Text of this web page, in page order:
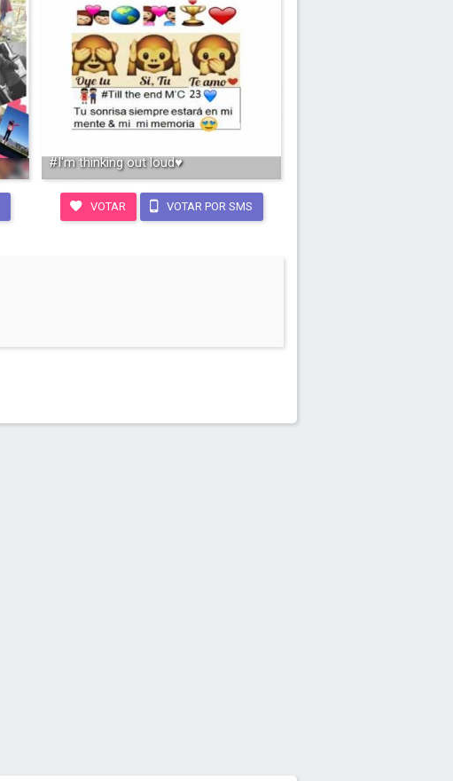
#I'm thinking out loud♥️
VOTAR VOTAR POR SMS